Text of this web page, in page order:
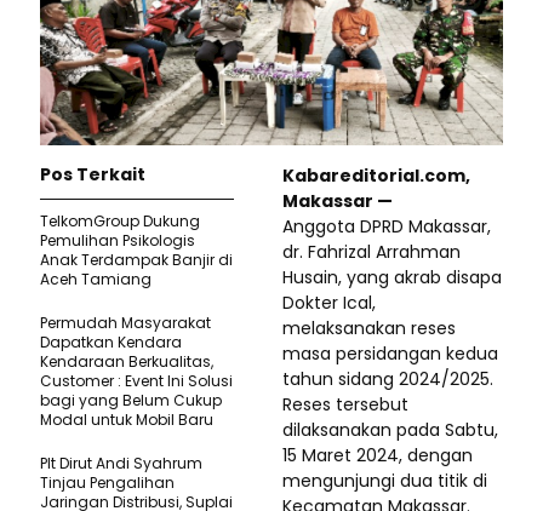
Kabareditorial.com,
Makassar —
Anggota DPRD Makassar,
dr. Fahrizal Arrahman
Husain, yang akrab disapa
Dokter Ical,
melaksanakan reses
masa persidangan kedua
tahun sidang 2024/2025.
Reses tersebut
dilaksanakan pada Sabtu,
15 Maret 2024, dengan
mengunjungi dua titik di
Pos Terkait
TelkomGroup Dukung
Pemulihan Psikologis
Anak Terdampak Banjir di
Aceh Tamiang
Permudah Masyarakat
Dapatkan Kendara
Kendaraan Berkualitas,
Customer : Event Ini Solusi
bagi yang Belum Cukup
Modal untuk Mobil Baru
Plt Dirut Andi Syahrum
Tinjau Pengalihan
Jaringan Distribusi, Suplai